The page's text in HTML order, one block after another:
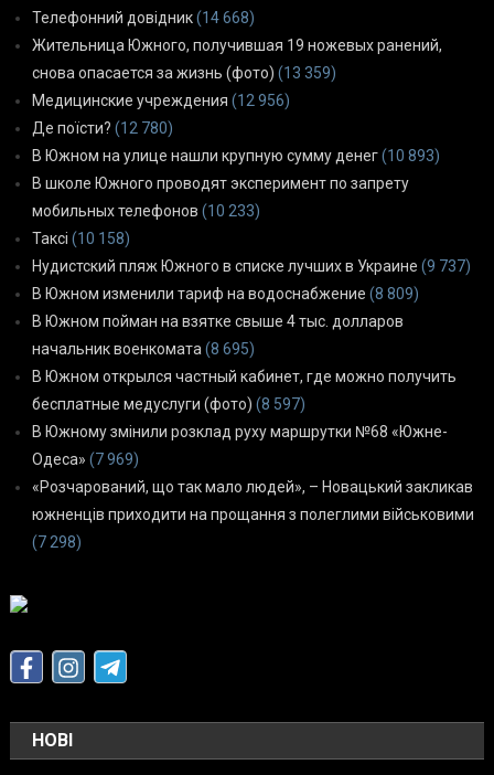
Телефонний довідник(14 668)
Жительница Южного, получившая 19 ножевых ранений,
снова опасается за жизнь (фото) (13 359)
Медицинские учреждения (12 956)
Де поїсти? (12 780)
В Южном на улице нашли крупную сумму денег(10 893)
В школе Южного проводят эксперимент по запрету
мобильных телефонов (10 233)
Таксі (10 158)
Нудистский пляж Южного в списке лучших в Украине (9 737)
В Южном изменили тариф на водоснабжение (8 809)
В Южном пойман на взятке свыше 4 тыс. долларов
начальник военкомата (8 695)
В Южном открылся частный кабинет, где можно получить
бесплатные медуслуги (фото) (8 597)
В Южному змінили розклад руху маршрутки №68 «Южне-
Одеса» (7 969)
«Розчарований, що так мало людей», – Новацький закликав
южненців приходити на прощання з полеглими військовими
(7 298)
НОВІ